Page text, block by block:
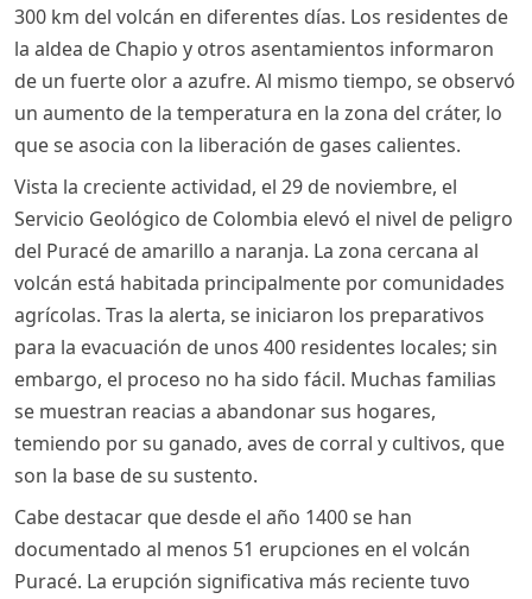
300 km del volcán en diferentes días. Los residentes de
la aldea de Chapio y otros asentamientos informaron
de un fuerte olor a azufre. Al mismo tiempo, se observó
un aumento de la temperatura en la zona del cráter, lo
que se asocia con la liberación de gases calientes.
Vista la creciente actividad, el 29 de noviembre, el
Servicio Geológico de Colombia elevó el nivel de peligro
del Puracé de amarillo a naranja. La zona cercana al
volcán está habitada principalmente por comunidades
agrícolas. Tras la alerta, se iniciaron los preparativos
para la evacuación de unos 400 residentes locales; sin
embargo, el proceso no ha sido fácil. Muchas familias
se muestran reacias a abandonar sus hogares,
temiendo por su ganado, aves de corral y cultivos, que
son la base de su sustento.
Cabe destacar que desde el año 1400 se han
documentado al menos 51 erupciones en el volcán
Puracé. La erupción significativa más reciente tuvo